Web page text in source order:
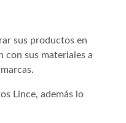
sus productos en
con sus materiales a
Lince, además lo